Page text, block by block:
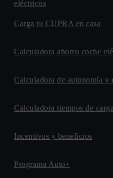
eléctricos
Carga tu CUPRA en casa
Calculadora ahorro coche
Calculadora de autonomía y
Calculadora tiempos de
Incentivos y beneficios
Programa Auto+